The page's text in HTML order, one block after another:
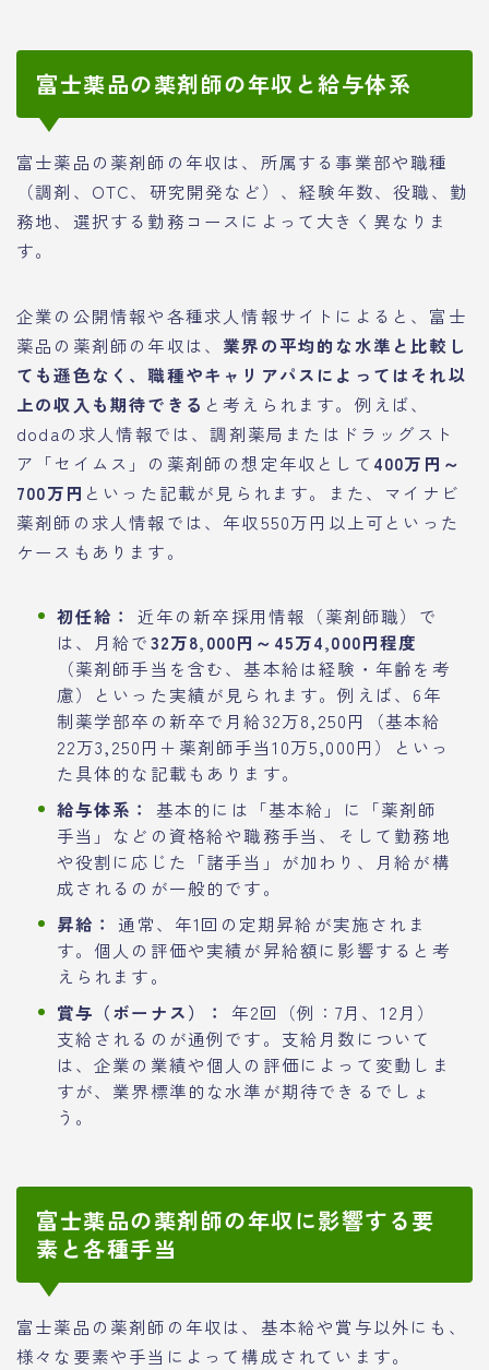
富士薬品の薬剤師の年収と給与体系
富士薬品の薬剤師の年収は、所属する事業部や職種
（調剤、OTC、研究開発など）、経験年数、役職、勤
務地、選択する勤務コースによって大きく異なりま
す。
企業の公開情報や各種求人情報サイトによると、富士
薬品の薬剤師の年収は、 業界の平均的な水準と比較し
ても遜色なく、職種やキャリアパスによってはそれ以
上の収入も期待できる と考えられます。例えば、
dodaの求人情報では、調剤薬局またはドラッグスト
ア「セイムス」の薬剤師の想定年収として 400万円～
700万円 といった記載が見られます。また、マイナビ
薬剤師の求人情報では、年収550万円以上可といった
ケースもあります。
初任給：
近年の新卒採用情報（薬剤師職）で
は、月給で32万8,000円～45万4,000円程度
（薬剤師手当を含む、基本給は経験・年齢を考
慮）といった実績が見られます。例えば、6年
制薬学部卒の新卒で月給32万8,250円（基本給
22万3,250円＋薬剤師手当10万5,000円）といっ
た具体的な記載もあります。
給与体系：
基本的には「基本給」に「薬剤師
手当」などの資格給や職務手当、そして勤務地
や役割に応じた「諸手当」が加わり、月給が構
成されるのが一般的です。
昇給：
通常、年1回の定期昇給が実施されま
す。個人の評価や実績が昇給額に影響すると考
えられます。
賞与（ボーナス）：
年2回（例：7月、12月）
支給されるのが通例です。支給月数について
は、企業の業績や個人の評価によって変動しま
すが、業界標準的な水準が期待できるでしょ
う。
富士薬品の薬剤師の年収に影響する要
素と各種手当
富士薬品の薬剤師の年収は、基本給や賞与以外にも、
様々な要素や手当によって構成されています。